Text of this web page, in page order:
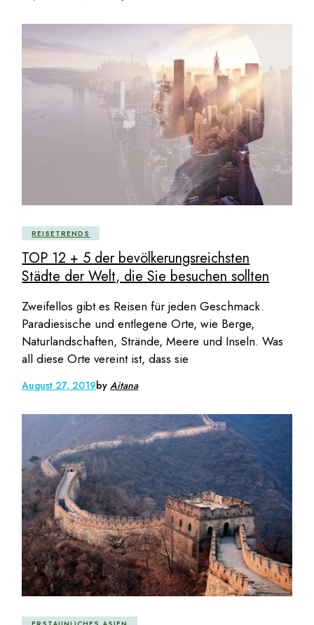
REISETRENDS
TOP 12 + 5 der bevölkerungsreichsten
Städte der Welt, die Sie besuchen sollten
Zweifellos gibt es Reisen für jeden Geschmack.
Paradiesische und entlegene Orte, wie Berge,
Naturlandschaften, Strände, Meere und Inseln. Was
all diese Orte vereint ist, dass sie
August 27, 2019byAitana